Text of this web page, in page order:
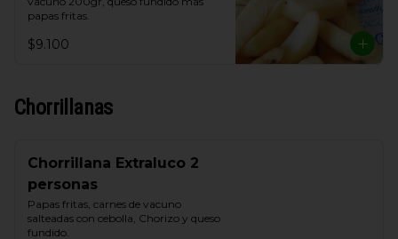
papas fritas.
$9.100
Chorrillanas
Chorrillana Extraluco 2
personas
Papas fritas, carnes de vacuno
salteadas con cebolla, Chorizo y queso
fundido.